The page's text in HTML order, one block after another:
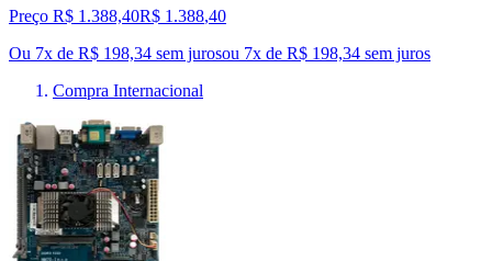
Preço R$ 1.388,40R$ 1.388,40
Ou 7x de R$ 198,34 sem jurosou 7x de R$ 198,34 sem juros
Compra Internacional